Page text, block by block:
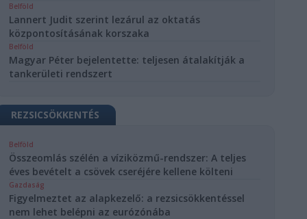
Belföld
Lannert Judit szerint lezárul az oktatás
központosításának korszaka
Belföld
Magyar Péter bejelentette: teljesen átalakítják a
tankerületi rendszert
REZSICSÖKKENTÉS
Belföld
Összeomlás szélén a víziközmű-rendszer: A teljes
éves bevételt a csövek cseréjére kellene költeni
Gazdaság
Figyelmeztet az alapkezelő: a rezsicsökkentéssel
nem lehet belépni az eurózónába